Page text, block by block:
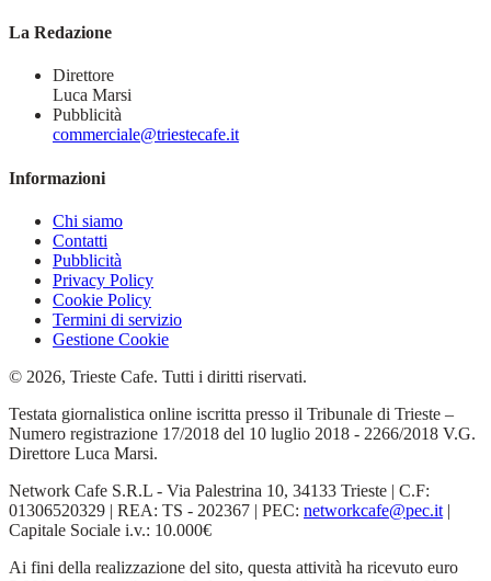
La Redazione
Direttore
Luca Marsi
Pubblicità
commerciale@triestecafe.it
Informazioni
Chi siamo
Contatti
Pubblicità
Privacy Policy
Cookie Policy
Termini di servizio
Gestione Cookie
© 2026, Trieste Cafe. Tutti i diritti riservati.
Testata giornalistica online iscritta presso il Tribunale di Trieste –
Numero registrazione 17/2018 del 10 luglio 2018 - 2266/2018 V.G.
Direttore Luca Marsi.
Network Cafe S.R.L - Via Palestrina 10, 34133 Trieste | C.F:
01306520329 | REA: TS - 202367 | PEC: networkcafe@pec.it |
Capitale Sociale i.v.: 10.000€
Ai fini della realizzazione del sito, questa attività ha ricevuto euro